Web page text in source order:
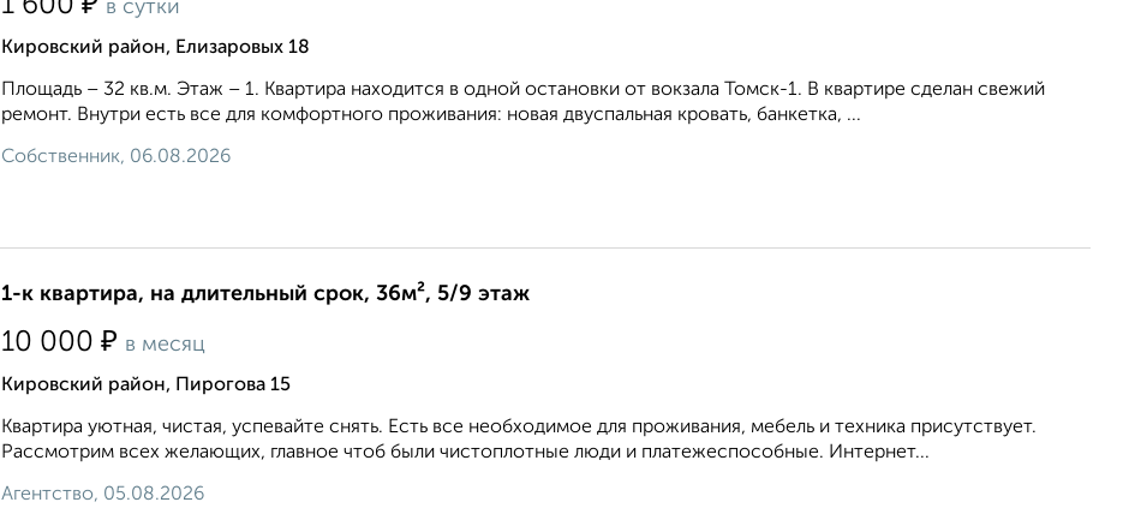
в сутки
Кировский район, Елизаровых 18
Площадь – 32 кв.м. Этаж – 1. Квартира находится в одной остановки от вокзала Томск-1. В квартире сделан свежий
ремонт. Внутри есть все для комфортного проживания: новая двуспальная кровать, банкетка, ...
Собственник, 06.08.2026
1-к квартира, на длительный срок, 36м², 5/9 этаж
10 000 ₽ в месяц
Кировский район, Пирогова 15
Квартира уютная, чистая, успевайте снять. Есть все необходимое для проживания, мебель и техника присутствует.
Рассмотрим всех желающих, главное чтоб были чистоплотные люди и платежеспособные. Интернет...
Агентство, 05.08.2026